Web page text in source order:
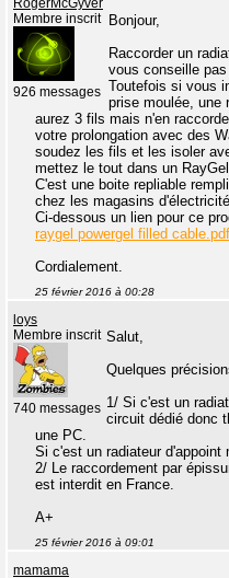
RogerMcGyver
Membre inscrit
926 messages
Bonjour,
Raccorder un
vous conseille pas
Toutefois si vous
prise moulée, une
aurez 3 fils mais n'en
votre prolongation avec des
soudez les fils et les isoler
mettez le tout dans un
C'est une boite repliable
chez les magasins
Ci-dessous un lien pour ce
raygel powergel filled cable.pdf
Cordialement.
25 février 2016 à 00:28
loys
Membre inscrit
740 messages
Salut,
Quelques
1/ Si c'est un
circuit dédié donc
une PC.
Si c'est un radiateur d'appoint
2/ Le raccordement par
est interdit en France.
A+
25 février 2016 à 09:01
mamama